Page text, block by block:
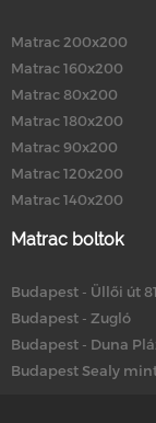
Matrac 200x200
Matrac 160x200
Matrac 80x200
Matrac 180x200
Matrac 90x200
Matrac 120x200
Matrac 140x200
Matrac boltok
Budapest - Üllői út
Budapest - Zugló
Budapest - Duna
Budapest Sealy